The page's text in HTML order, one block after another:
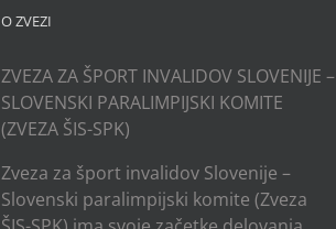
O ZVEZI
ZVEZA ZA ŠPORT INVALIDOV SLOVENIJE –
SLOVENSKI PARALIMPIJSKI KOMITE
(ZVEZA ŠIS-SPK)
Zveza za šport invalidov Slovenije –
Slovenski paralimpijski komite (Zveza